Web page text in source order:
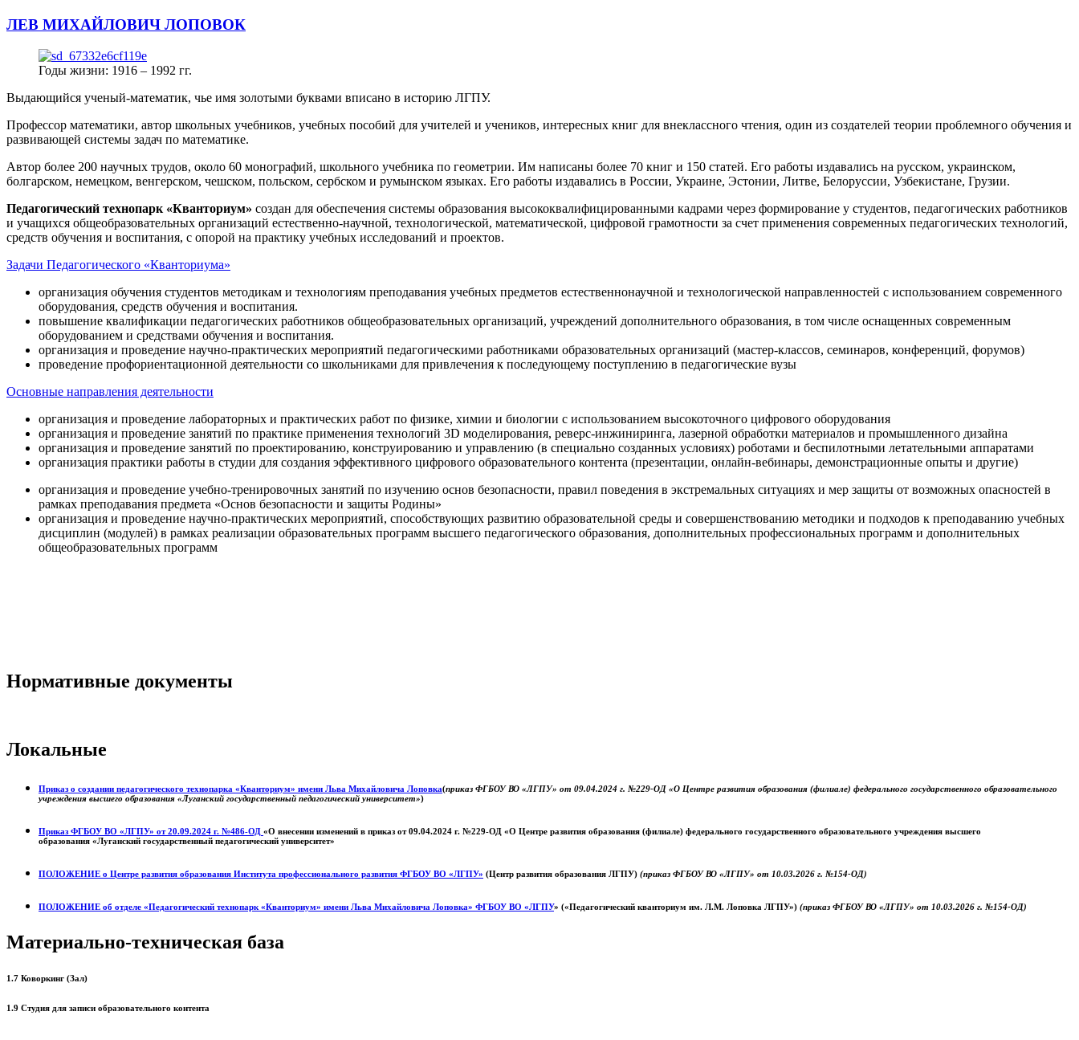
ЛЕВ МИХАЙЛОВИЧ ЛОПОВОК
Годы жизни: 1916 – 1992 гг.
Выдающийся ученый-математик, чье имя золотыми буквами вписано в историю ЛГПУ.
Профессор математики, автор школьных учебников, учебных пособий для учителей и учеников, интересных книг для внеклассного чтения, один из создателей теории проблемного обучения и
развивающей системы задач по математике.
Автор более 200 научных трудов, около 60 монографий, школьного учебника по геометрии. Им написаны более 70 книг и 150 статей. Его работы издавались на русском, украинском,
болгарском, немецком, венгерском, чешском, польском, сербском и румынском языках. Его работы издавались в России, Украине, Эстонии, Литве, Белоруссии, Узбекистане, Грузии.
Педагогический технопарк «Кванториум» создан для обеспечения системы образования высококвалифицированными кадрами через формирование у студентов, педагогических работников
и учащихся общеобразовательных организаций естественно-научной, технологической, математической, цифровой грамотности за счет применения современных педагогических технологий,
средств обучения и воспитания, с опорой на практику учебных исследований и проектов.
Задачи Педагогического «Кванториума»
организация обучения студентов методикам и технологиям преподавания учебных предметов естественнонаучной и технологической направленностей с использованием современного
оборудования, средств обучения и воспитания.
повышение квалификации педагогических работников общеобразовательных организаций, учреждений дополнительного образования, в том числе оснащенных современным
оборудованием и средствами обучения и воспитания.
организация и проведение научно-практических мероприятий педагогическими работниками образовательных организаций (мастер-классов, семинаров, конференций, форумов)
проведение профориентационной деятельности со школьниками для привлечения к последующему поступлению в педагогические вузы
Основные направления деятельности
организация и проведение лабораторных и практических работ по физике, химии и биологии с использованием высокоточного цифрового оборудования
организация и проведение занятий по практике применения технологий 3D моделирования, реверс-инжиниринга, лазерной обработки материалов и промышленного дизайна
организация и проведение занятий по проектированию, конструированию и управлению (в специально созданных условиях) роботами и беспилотными летательными аппаратами
организация практики работы в студии для создания эффективного цифрового образовательного контента (презентации, онлайн-вебинары, демонстрационные опыты и другие)
организация и проведение учебно-тренировочных занятий по изучению основ безопасности, правил поведения в экстремальных ситуациях и мер защиты от возможных опасностей в
рамках преподавания предмета «Основ безопасности и защиты Родины»
организация и проведение научно-практических мероприятий, способствующих развитию образовательной среды и совершенствованию методики и подходов к преподаванию учебных
дисциплин (модулей) в рамках реализации образовательных программ высшего педагогического образования, дополнительных профессиональных программ и дополнительных
общеобразовательных программ
Нормативные документы
Локальные
Приказ о создании педагогического технопарка «Кванториум» имени Льва Михайловича Лоповка(приказ ФГБОУ ВО «ЛГПУ» от 09.04.2024 г. №229-ОД «О Центре развития образования (филиале) федерального государственного образовательного
учреждения высшего образования «Луганский государственный педагогический университет»)
Приказ ФГБОУ ВО «ЛГПУ» от 20.09.2024 г. №486-ОД «О внесении изменений в приказ от 09.04.2024 г. №229-ОД «О Центре развития образования (филиале) федерального государственного образовательного учреждения высшего
образования «Луганский государственный педагогический университет»
ПОЛОЖЕНИЕ о Центре развития образования Института профессионального развития ФГБОУ ВО «ЛГПУ» (Центр развития образования ЛГПУ) (приказ ФГБОУ ВО «ЛГПУ» от 10.03.2026 г. №154-ОД)
ПОЛОЖЕНИЕ об отделе «Педагогический технопарк «Кванториум» имени Льва Михайловича Лоповка» ФГБОУ ВО «ЛГПУ» («Педагогический кванториум им. Л.М. Лоповка ЛГПУ») (приказ ФГБОУ ВО «ЛГПУ» от 10.03.2026 г. №154-ОД)
Материально-техническая база
1.7 Коворкинг (Зал)
1.9 Студия для записи образовательного контента